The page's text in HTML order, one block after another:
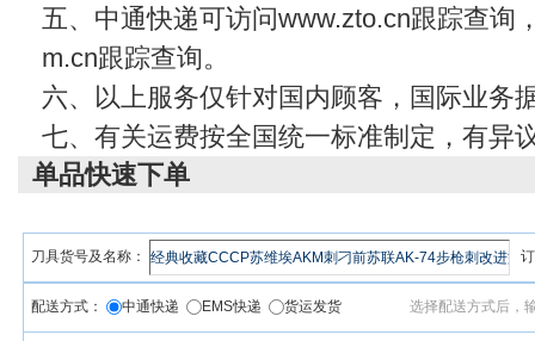
五、中通快递可访问www.zto.cn跟踪查询
m.cn跟踪查询。
六、以上服务仅针对国内顾客，国际业务
七、有关运费按全国统一标准制定，有异
单品快速下单
刀具货号及名称：
配送方式： 中通快递 EMS快递 货运发货 选择配送方式后，